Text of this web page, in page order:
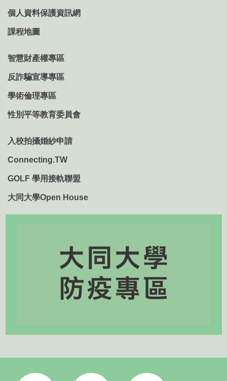
個人資料保護資訊網
課程地圖
智慧財產權專區
反詐騙宣導專區
學術倫理專區
性別平等教育委員會
入校拍攝婚紗申請
Connecting.TW
GOLF 學用接軌聯盟
大同大學Open House